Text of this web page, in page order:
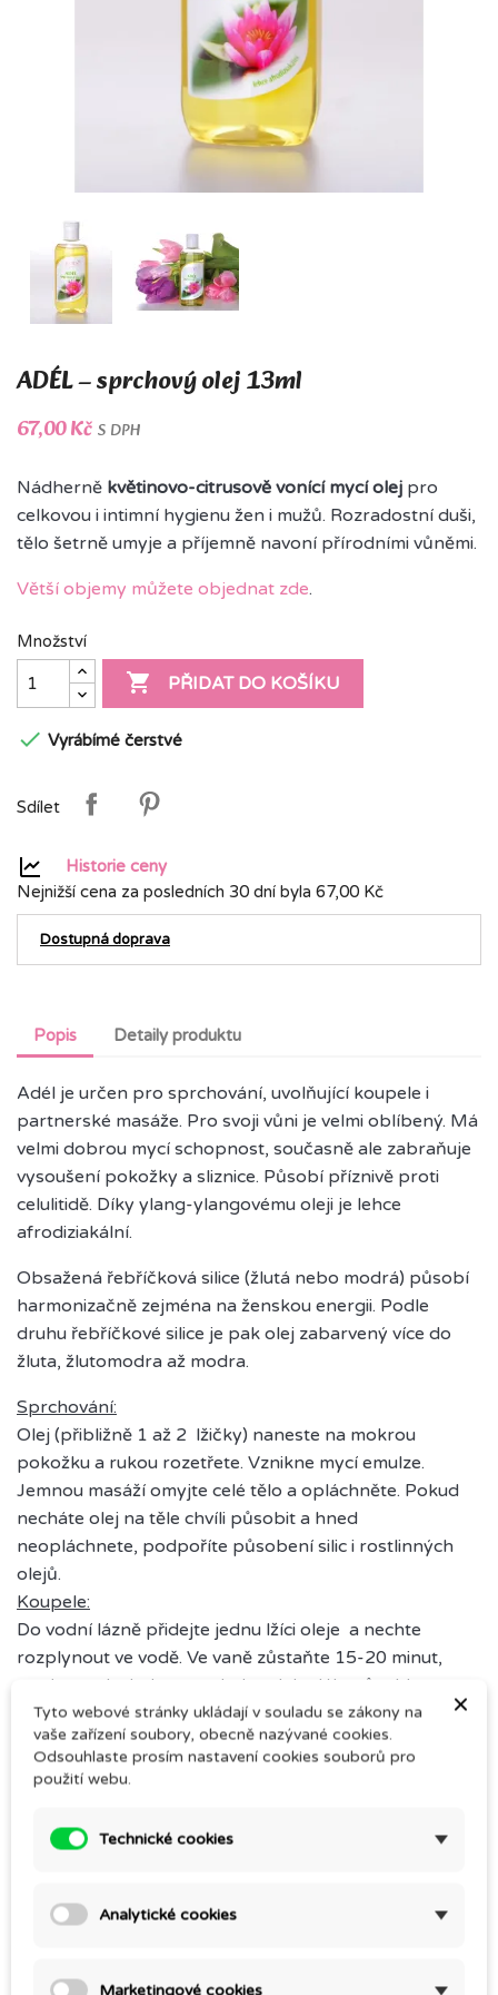
ADÉL – sprchový olej 13ml
67,00 Kč S DPH
Nádherně květinovo-citrusově vonící mycí olej pro
celkovou i intimní hygienu žen i mužů. Rozradostní duši,
tělo šetrně umyje a příjemně navoní přírodními vůněmi.
Větší objemy můžete objednat zde.
Množství
 PŘIDAT DO KOŠÍKU
 Vyrábímé čerstvé
Sdílet
Historie ceny
Nejnižší cena za posledních 30 dní byla 67,00 Kč
Dostupná doprava
Popis Detaily produktu
Adél je určen pro sprchování, uvolňující koupele i
partnerské masáže. Pro svoji vůni je velmi oblíbený. Má
velmi dobrou mycí schopnost, současně ale zabraňuje
vysoušení pokožky a sliznice. Působí příznivě proti
celulitidě. Díky ylang-ylangovému oleji je lehce
afrodiziakální.
Obsažená řebříčková silice (žlutá nebo modrá) působí
harmonizačně zejména na ženskou energii. Podle
druhu řebříčkové silice je pak olej zabarvený více do
žluta, žlutomodra až modra.
Sprchování:
Olej (přibližně 1 až 2 lžičky) naneste na mokrou
pokožku a rukou rozetřete. Vznikne mycí emulze.
Jemnou masáží omyjte celé tělo a opláchněte. Pokud
necháte olej na těle chvíli působit a hned
neopláchnete, podpoříte působení silic i rostlinných
olejů.
Koupele:
Do vodní lázně přidejte jednu lžíci oleje a nechte
rozplynout ve vodě. Ve vaně zůstaňte 15-20 minut,
poté neoplachujte a nechejte oleje dále působit na
pokožku.
Masáže:
Potřebné množství oleje vmasírujte do pokožky a
masáže.
Holení nohou:
rukou rozetřeme. Získáme emulzi, která usnandní
×
Tyto webové stránky ukládají v souladu se zákony na
vaše zařízení soubory, obecně nazývané cookies.
Odsouhlaste prosím nastavení cookies souborů pro
použití webu.
Technické cookies
Analytické cookies
Marketingové cookies